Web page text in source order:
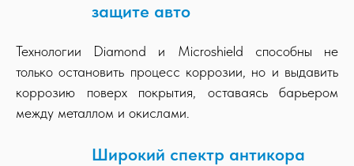
защите авто
Технологии Diamond и Microshield способны не
только остановить процесс коррозии, но и выдавить
коррозию поверх покрытия, оставаясь барьером
между металлом и окислами.
Широкий спектр антикора